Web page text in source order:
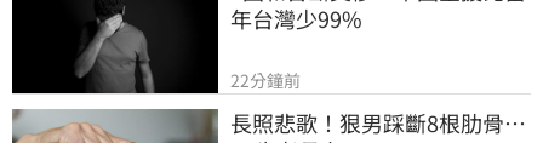
年台灣少99%
22分鐘前
長照悲歌！狠男踩斷8根肋骨…